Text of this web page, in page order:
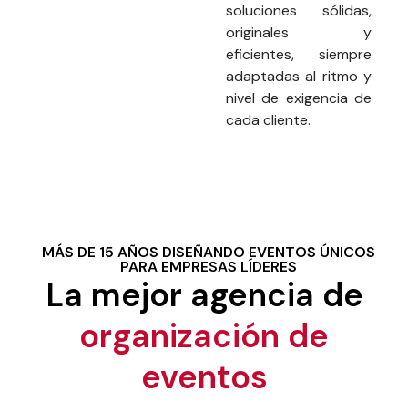
soluciones sólidas,
originales y
eficientes, siempre
adaptadas al ritmo y
nivel de exigencia de
cada cliente.
MÁS DE 15 AÑOS DISEÑANDO EVENTOS ÚNICOS
PARA EMPRESAS LÍDERES
La mejor agencia de
organización de
eventos